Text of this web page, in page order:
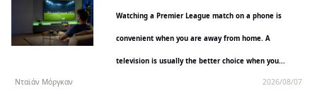
Watching a Premier League match on a phone is
convenient when you are away from home. A
television is usually the better choice when you...
Νταϊάν Μόργκαν 2026/08/07